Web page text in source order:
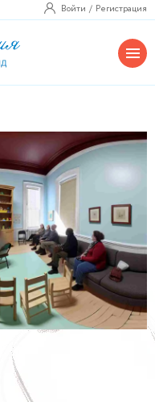
Войти Регистрация